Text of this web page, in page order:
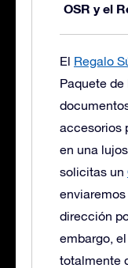
OSR y el
El Regalo
Paquete
accesorios
en una
solicitas un
dirección
embargo, el
totalmente